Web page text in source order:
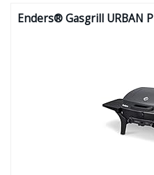
Enders® Gasgrill URBAN